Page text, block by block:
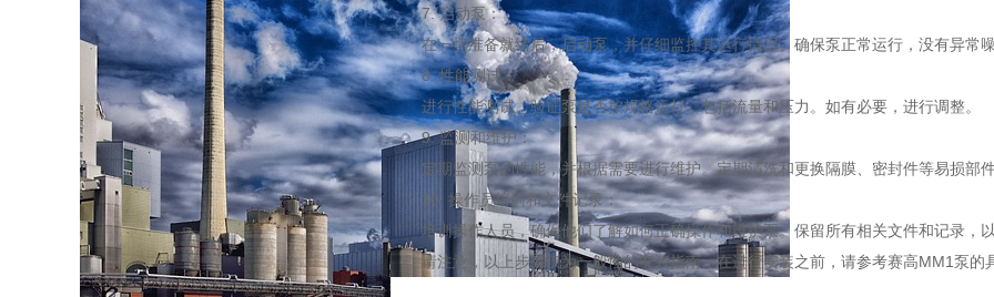
7. 启动泵：
在一切准备就绪后，启动泵，并仔细监控其运行情况。确保泵正常运行，没有异常
8. 性能测试：
进行性能测试，验证泵是否按规格运行，包括流量和压力。如有必要，进行调整。
9. 监测和维护：
定期监测泵的性能，并根据需要进行维护。定期清洗和更换隔膜、密封件等易损部
10. 操作员培训和文件记录：
培训操作人员，确保他们了解如何正确操作和维护泵。保留所有相关文件和记录，
请注意，以上步骤仅为一般性的安装指南。在进行安装之前，请参考赛高MM1泵的